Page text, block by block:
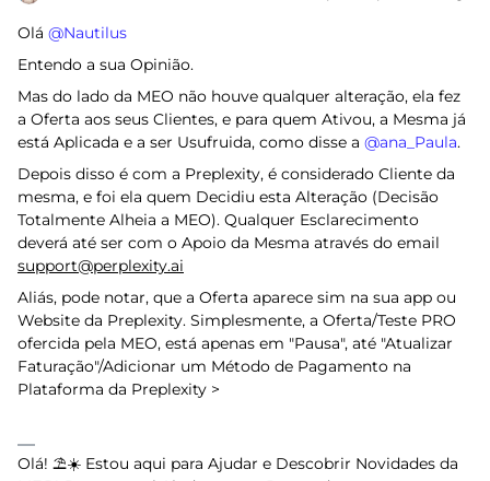
Olá ​ @Nautilus
Entendo a sua Opinião.
Mas do lado da MEO não houve qualquer alteração, ela fez
a Oferta aos seus Clientes, e para quem Ativou, a Mesma já
está Aplicada e a ser Usufruida, como disse a ​ @ana_Paula.
Depois disso é com a Preplexity, é considerado Cliente da
mesma, e foi ela quem Decidiu esta Alteração (Decisão
Totalmente Alheia a MEO). Qualquer Esclarecimento
deverá até ser com o Apoio da Mesma através do email
support@perplexity.ai
Aliás, pode notar, que a Oferta aparece sim na sua app ou
Website da Preplexity. Simplesmente, a Oferta/Teste PRO
ofercida pela MEO, está apenas em "Pausa", até "Atualizar
Faturação"/Adicionar um Método de Pagamento na
Plataforma da Preplexity >
Olá! ⛱️☀️ Estou aqui para Ajudar e Descobrir Novidades da